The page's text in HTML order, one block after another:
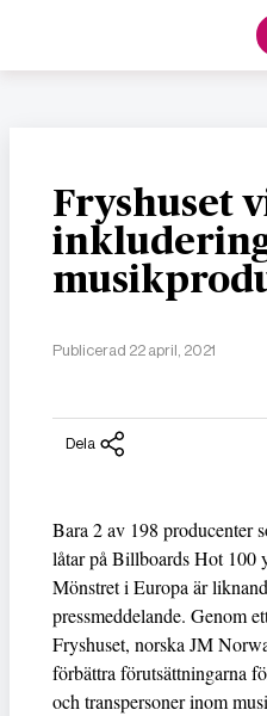
Fryshuset
Publicerad 22 april, 2021
Dela
Bara 2 av 198 producenter
låtar på Billboards Hot 100
Mönstret i Europa är
pressmeddelande. Genom
Fryshuset, norska JM
förbättra förutsättningarna
och transpersoner inom